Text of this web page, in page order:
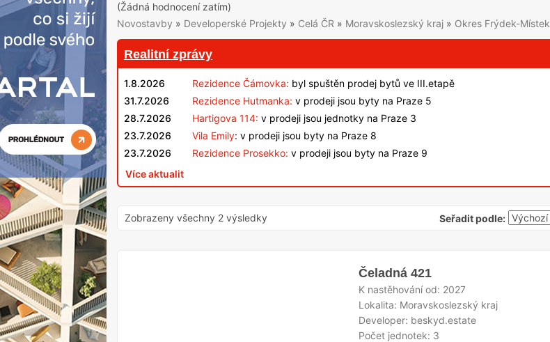
(Žádná hodnocení zatím)
Novostavby » Developerské Projekty » Celá ČR » Moravskoslezský kraj » Okres Frýdek-Místek
Realitní zprávy
1.8.2026 Rezidence Čámovka: byl spuštěn prodej bytů ve III.etapě
31.7.2026
Rezidence Hutmanka: v prodeji jsou byty na Praze 5
28.7.2026
Hartigova 114: v prodeji jsou jednotky na Praze 3
23.7.2026
Vila Emily: v prodeji jsou byty na Praze 8
23.7.2026
Rezidence Prosekko: v prodeji jsou byty na Praze 9
Více aktualit
Zobrazeny všechny 2 výsledky Seřadit podle:
Čeladná 421
K nastěhování od: 2027
Lokalita: Moravskoslezský kraj
Developer: beskyd.estate
Počet jednotek: 3